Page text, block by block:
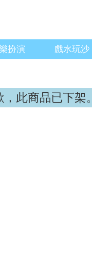
扮演 戲水玩沙
此商品已下架。